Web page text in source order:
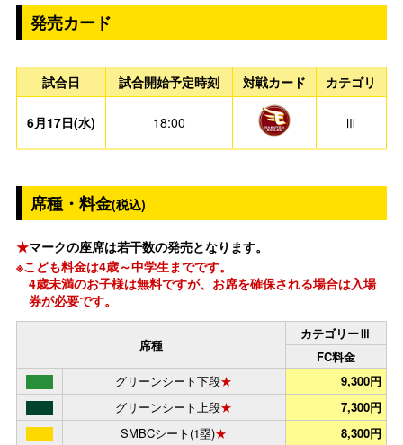
発売カード
試合日 試合開始予定時刻 対戦カード カテゴリ
6月17日(水) 18:00 Ⅲ
席種・料金(税込)
★マークの座席は若干数の発売となります。
※こども料金は4歳～中学生までです。
4歳未満のお子様は無料ですが、お席を確保される場合は入場
券が必要です。
席種
カテゴリーⅢ
FC料金
グリーンシート下段★
9,300円
グリーンシート上段★
7,300円
SMBCシート(1塁)★
8,300円